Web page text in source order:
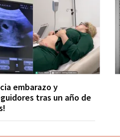
embarazo y
tras un año de